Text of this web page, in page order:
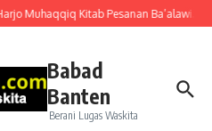
Muhaqqiq Kitab Pesanan Ba’alawi.
Babad
Banten
Berani Lugas Waskita